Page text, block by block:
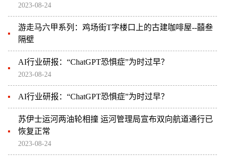
2023-08-24
游走马六甲系列：鸡场街T字楼口上的古建咖啡屋--囍叁
隔壁
AI行业研报：“ChatGPT恐惧症”为时过早？
2023-08-24
AI行业研报：“ChatGPT恐惧症”为时过早？
苏伊士运河两油轮相撞 运河管理局宣布双向航道通行已
恢复正常
2023-08-24